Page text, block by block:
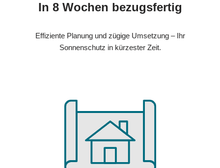
In 8 Wochen bezugsfertig
Effiziente Planung und zügige Umsetzung – Ihr
Sonnenschutz in kürzester Zeit.